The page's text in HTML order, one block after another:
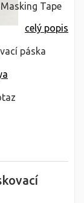
Tape
celý popis
páska